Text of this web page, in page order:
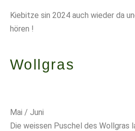
Kiebitze sin 2024 auch wieder da
hören !
Wollgras
Mai / Juni
Die weissen Puschel des Wollgras